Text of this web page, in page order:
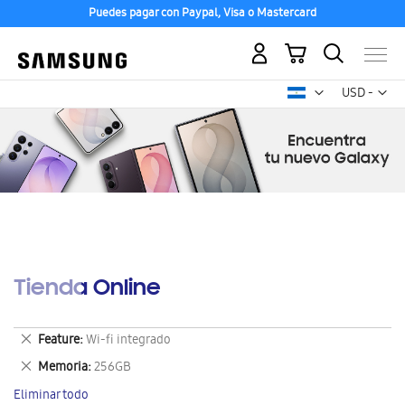
Puedes pagar con Paypal, Visa o Mastercard
USD -
dólar
Mi carrito
Tienda Online
Feature Wi-fi integrado
Eliminar
este
artículo
Memoria 256GB
Eliminar
este
Eliminar todo